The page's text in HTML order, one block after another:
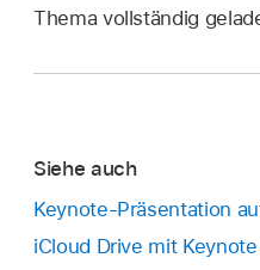
Thema vollständig
Siehe auch
Keynote-Präsentation
iCloud Drive mit